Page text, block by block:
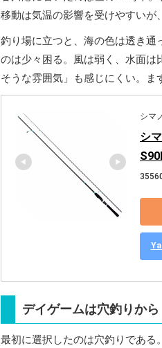
移動は気温の影響を受けやすいが
釣り場に立つと、海の色は透き通
のは少々困る。風は弱く、水面
そうな雰囲気」も感じにくい。ま
シマ
シ
デイゲームは穴釣りから
最初に選択したのは穴釣りである